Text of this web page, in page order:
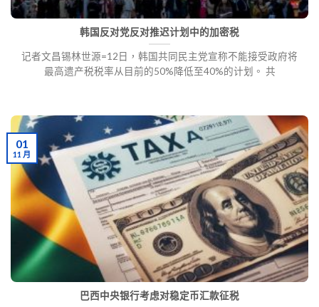
韩国反对党反对推迟计划中的加密税
记者文昌锡林世源=12日，韩国共同民主党宣称不能接受政府将
最高遗产税税率从目前的50%降低至40%的计划。 共
巴西中央银行考虑对稳定币汇款征税
01
11 月